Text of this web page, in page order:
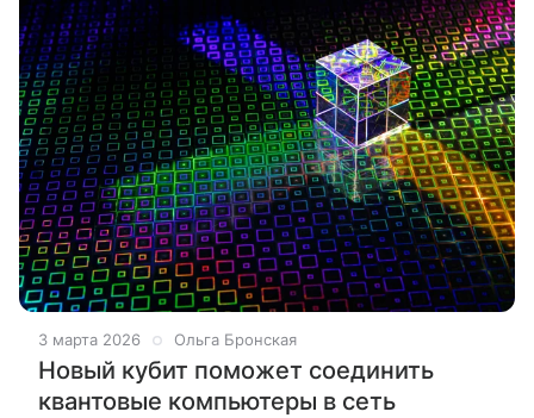
3 марта 2026 Ольга Бронская
Новый кубит поможет соединить
квантовые компьютеры в сеть